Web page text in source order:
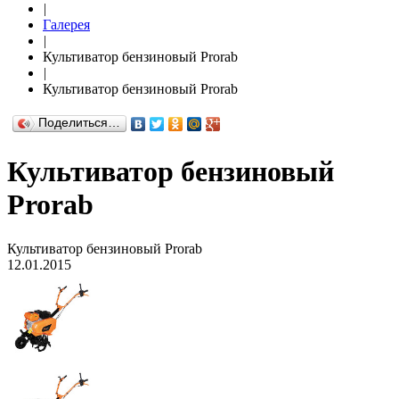
|
Галерея
|
Культиватор бензиновый Prorab
|
Культиватор бензиновый Prorab
Поделиться…
Культиватор бензиновый
Prorab
Культиватор бензиновый Prorab
12.01.2015